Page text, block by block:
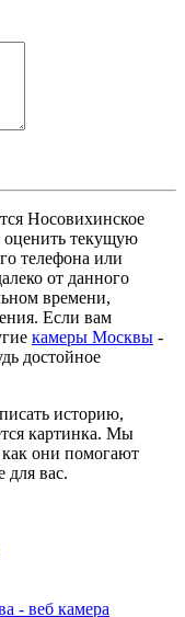
Носовихинское
оценить текущую
телефона или
от данного
времени,
Если вам
камеры Москвы -
достойное
историю,
картинка. Мы
они помогают
для вас.